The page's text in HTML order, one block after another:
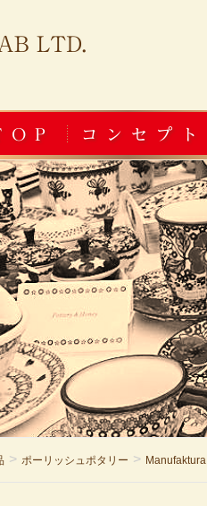
LTD.
コンセプト
ポーリッシュポタリー Manufaktura